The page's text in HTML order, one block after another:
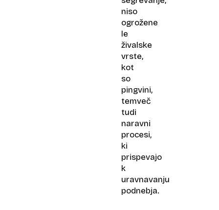
niso
ogrožene
le
živalske
vrste,
kot
so
pingvini,
temveč
tudi
naravni
procesi,
ki
prispevajo
k
uravnavanju
podnebja.